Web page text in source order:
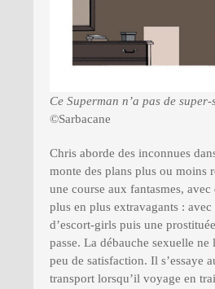
Ce Superman n’a pas de super-
©Sarbacane
Chris aborde des inconnues
monte des plans plus ou moins
une course aux fantasmes, avec
plus en plus extravagants :
d’escort-girls puis une
passe. La débauche sexuelle
peu de satisfaction. Il s’essaye
transport lorsqu’il voyage en